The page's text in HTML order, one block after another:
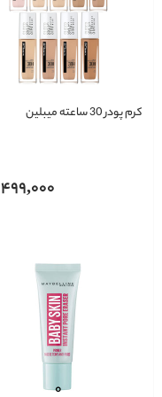
کرم پودر 30‌ ساعته میبلین
499,000